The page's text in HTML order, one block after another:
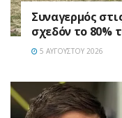
Συναγερμός
σχεδόν το 80%
5 ΑΥΓΟΎΣΤΟΥ 2026